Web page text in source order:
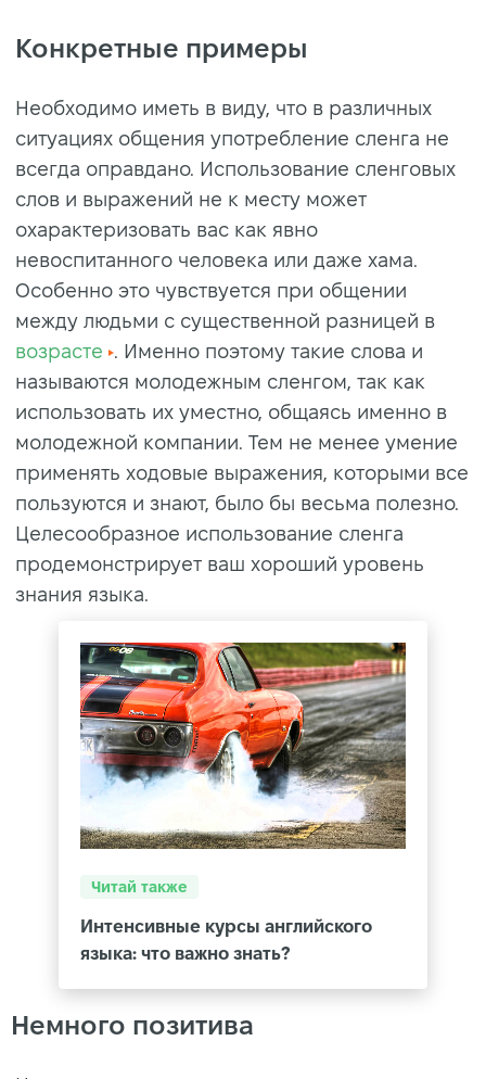
Конкретные примеры
Необходимо иметь в виду, что в различных
ситуациях общения употребление сленга не
всегда оправдано. Использование сленговых
слов и выражений не к месту может
охарактеризовать вас как явно
невоспитанного человека или даже хама.
Особенно это чувствуется при общении
между людьми с существенной разницей в
возрасте
. Именно поэтому такие слова и
называются молодежным сленгом, так как
использовать их уместно, общаясь именно в
молодежной компании. Тем не менее умение
применять ходовые выражения, которыми все
пользуются и знают, было бы весьма полезно.
Целесообразное использование сленга
продемонстрирует ваш хороший уровень
знания языка.
Читай также
Интенсивные курсы английского
языка: что важно знать?
Немного позитива